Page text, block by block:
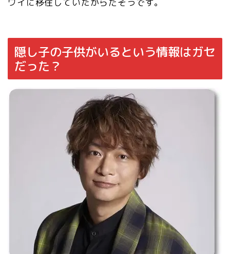
隠し子の子供がいるという情報はガセ
だった？